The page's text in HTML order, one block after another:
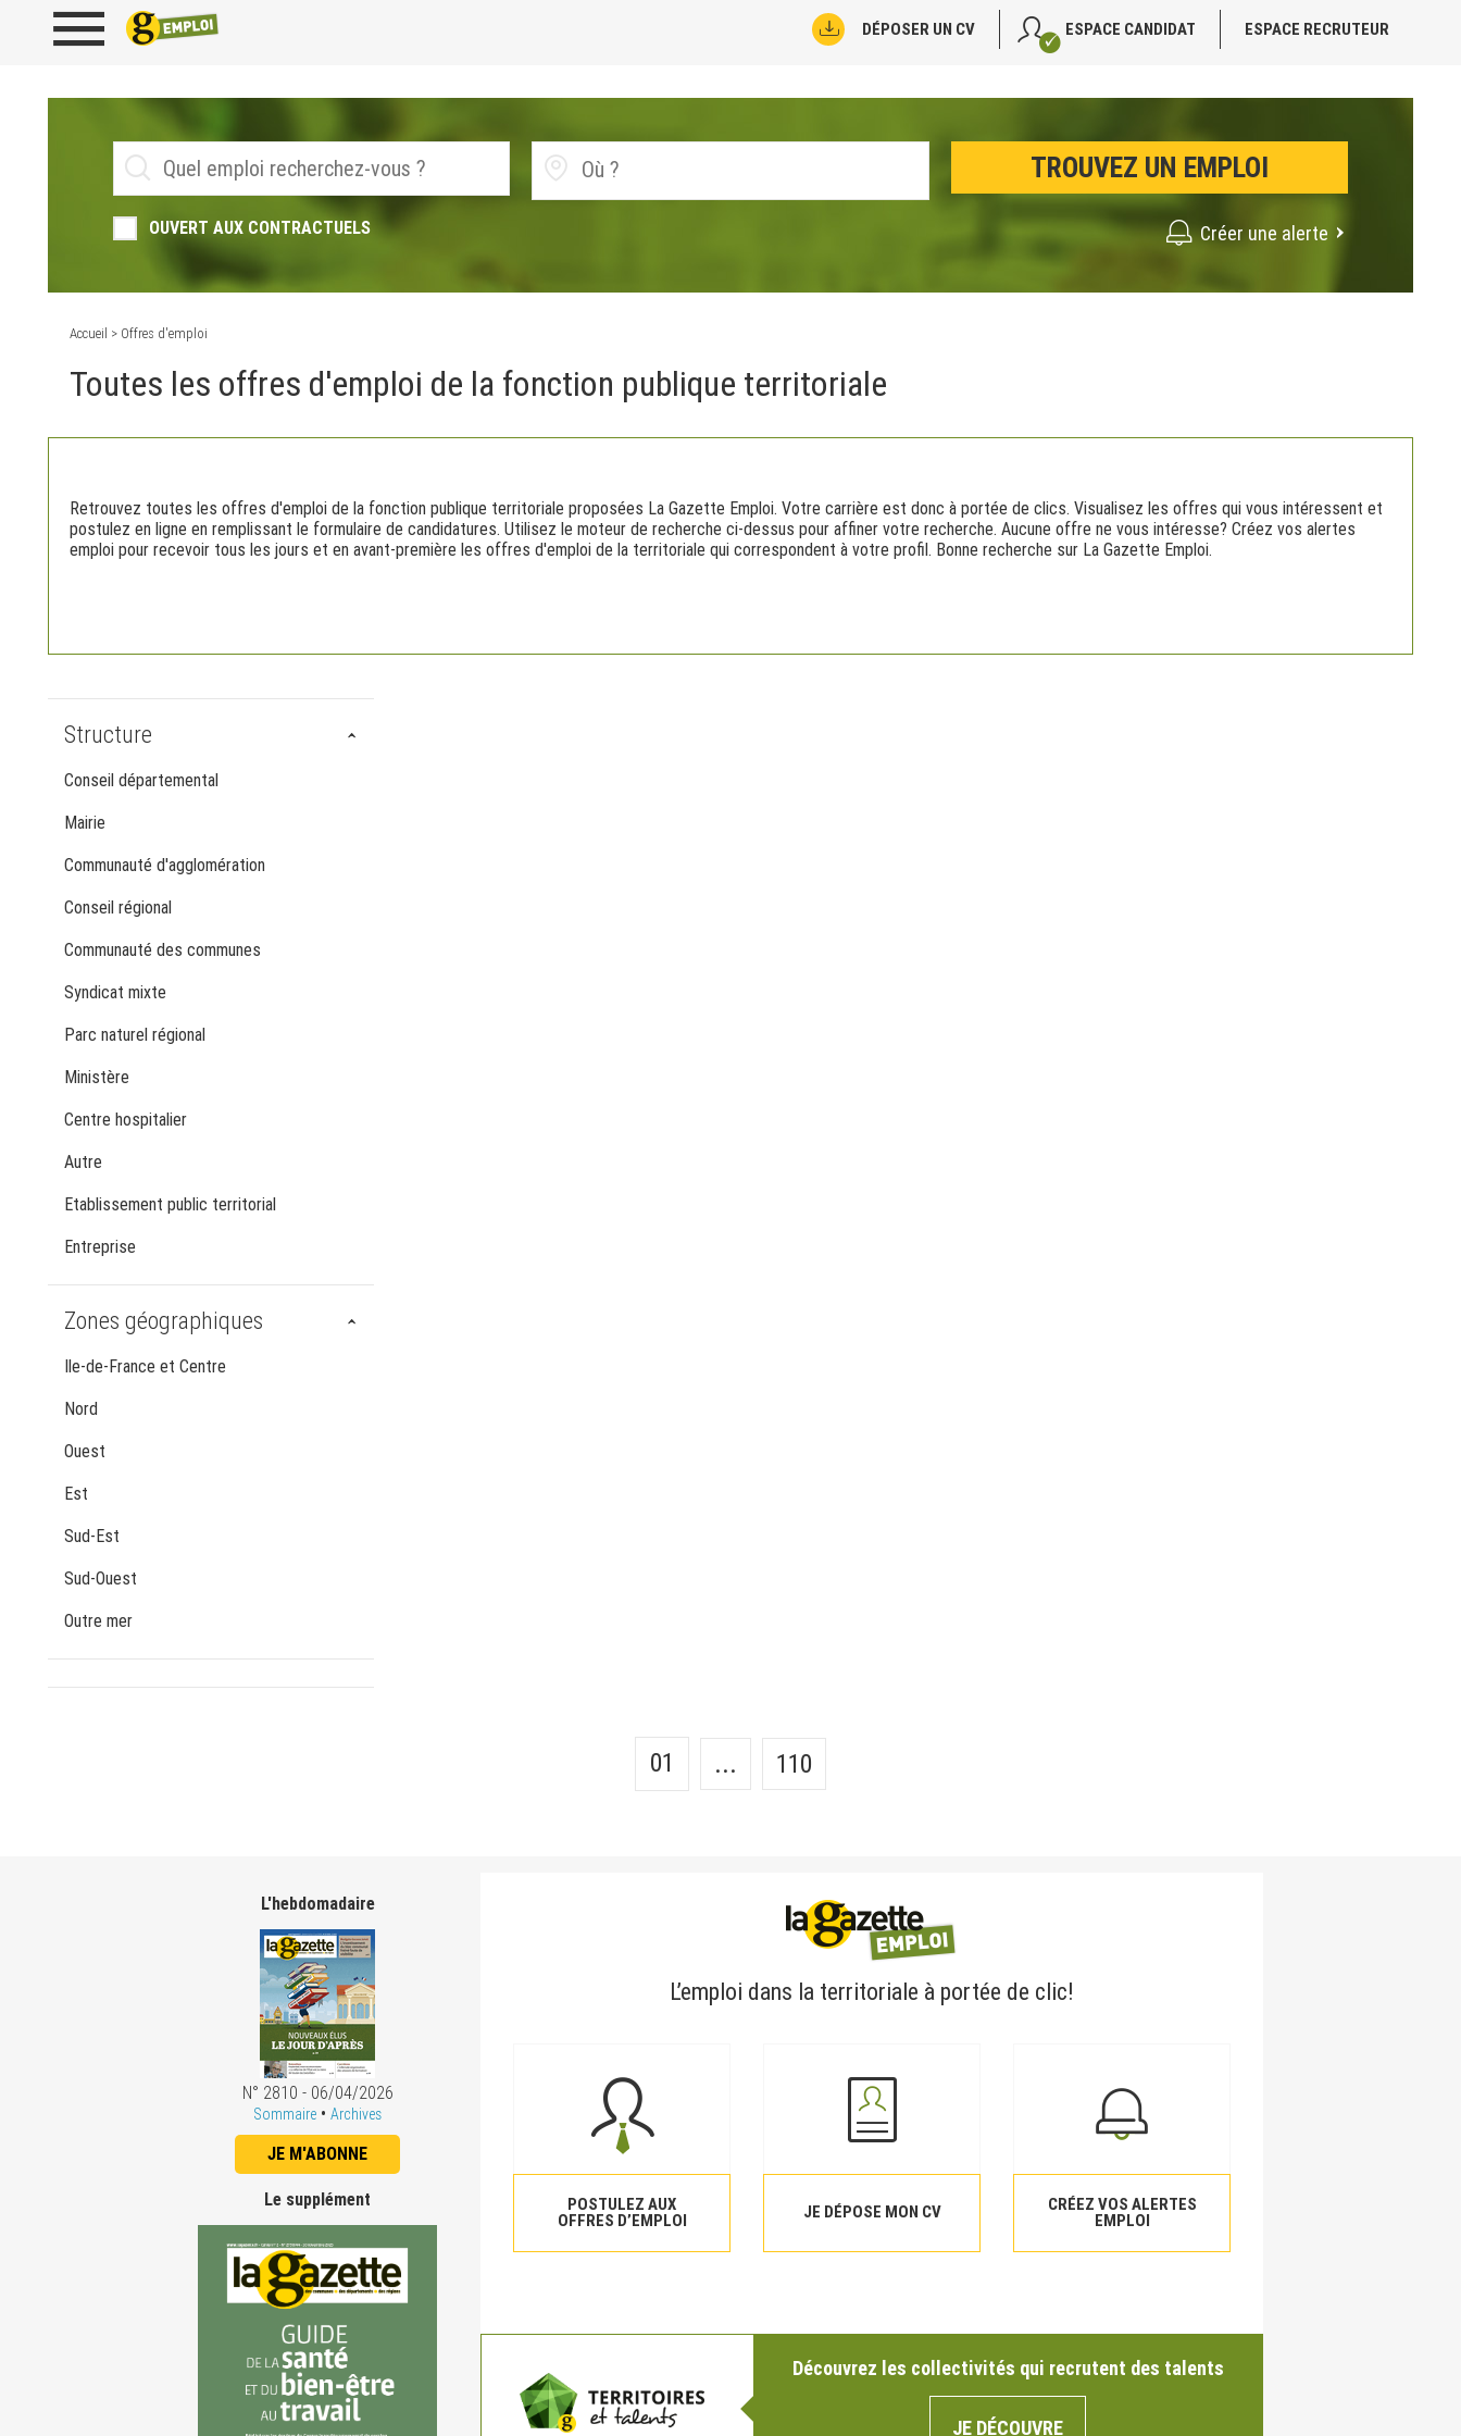
DÉPOSER UN CV ESPACE CANDIDAT ESPACE RECRUTEUR
OUVERT AUX CONTRACTUELS Créer une alerte
Accueil > Offres d'emploi
Toutes les offres d'emploi de la fonction publique territoriale
Retrouvez toutes les offres d'emploi de la fonction publique territoriale proposées La Gazette Emploi. Votre carrière est donc à portée de clics. Visualisez les offres qui vous intéressent et
postulez en ligne en remplissant le formulaire de candidatures. Utilisez le moteur de recherche ci-dessus pour affiner votre recherche. Aucune offre ne vous intéresse? Créez vos alertes
emploi pour recevoir tous les jours et en avant-première les offres d'emploi de la territoriale qui correspondent à votre profil. Bonne recherche sur La Gazette Emploi.
Structure
Conseil départemental
Mairie
Communauté d'agglomération
Conseil régional
Communauté des communes
Syndicat mixte
Parc naturel régional
Ministère
Centre hospitalier
Autre
Etablissement public territorial
Entreprise
Zones géographiques
Ile-de-France et Centre
Nord
Ouest
Est
Sud-Est
Sud-Ouest
Outre mer
01 ... 110
L'hebdomadaire
N° 2810 - 06/04/2026
Sommaire • Archives
JE M'ABONNE
Le supplément
L’emploi dans la territoriale à portée de clic!
POSTULEZ AUX
OFFRES D’EMPLOI
JE DÉPOSE MON CV
CRÉEZ VOS ALERTES
EMPLOI
Découvrez les collectivités qui recrutent des talents
JE DÉCOUVRE